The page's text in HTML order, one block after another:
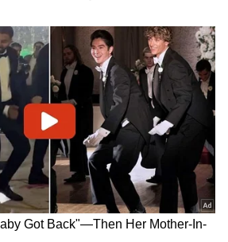
టు-హెడ్ రికార్డ్స్ ఇవే